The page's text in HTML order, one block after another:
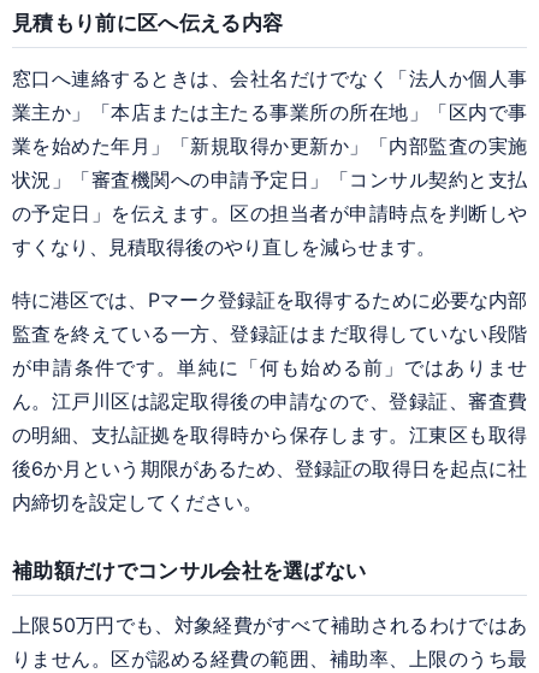
見積もり前に区へ伝える内容
窓口へ連絡するときは、会社名だけでなく「法人か個人事
業主か」「本店または主たる事業所の所在地」「区内で事
業を始めた年月」「新規取得か更新か」「内部監査の実施
状況」「審査機関への申請予定日」「コンサル契約と支払
の予定日」を伝えます。区の担当者が申請時点を判断しや
すくなり、見積取得後のやり直しを減らせます。
特に港区では、Pマーク登録証を取得するために必要な内部
監査を終えている一方、登録証はまだ取得していない段階
が申請条件です。単純に「何も始める前」ではありませ
ん。江戸川区は認定取得後の申請なので、登録証、審査費
の明細、支払証拠を取得時から保存します。江東区も取得
後6か月という期限があるため、登録証の取得日を起点に社
内締切を設定してください。
補助額だけでコンサル会社を選ばない
上限50万円でも、対象経費がすべて補助されるわけではあ
りません。区が認める経費の範囲、補助率、上限のうち最